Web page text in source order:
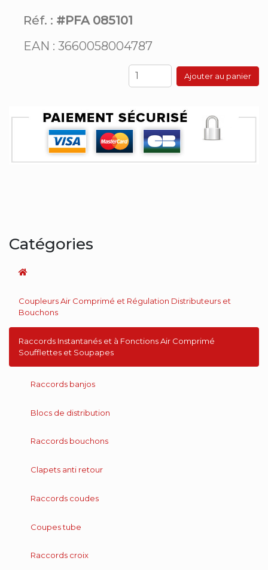
Réf. : #PFA 085101
EAN : 3660058004787
Ajouter au panier
Catégories
Coupleurs Air Comprimé et Régulation Distributeurs et
Bouchons
Raccords Instantanés et à Fonctions Air Comprimé
Soufflettes et Soupapes
Raccords banjos
Blocs de distribution
Raccords bouchons
Clapets anti retour
Raccords coudes
Coupes tube
Raccords croix